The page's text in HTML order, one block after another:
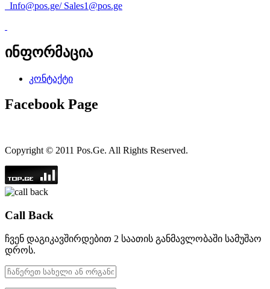
Info@pos.ge/ Sales1@pos.ge
ინფორმაცია
კონტაქტი
Facebook Page
Copyright © 2011 Pos.Ge. All Rights Reserved.
Call Back
ჩვენ დაგიკავშირდებით 2 საათის განმავლობაში სამუშაო
დროს.